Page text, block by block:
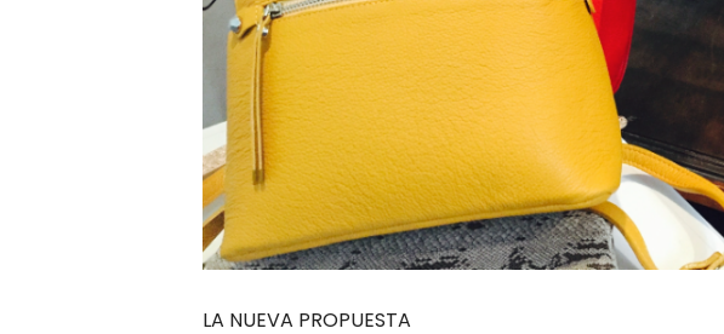
LA NUEVA PROPUESTA